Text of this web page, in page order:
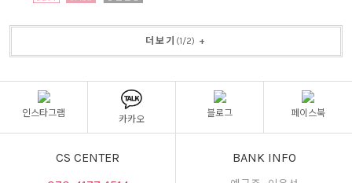
더보기 (1/2) +
인스타그램
카카오
블로그 페이스북
CS CENTER
BANK INFO